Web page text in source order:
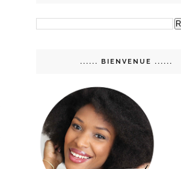
...... BIENVENUE ......